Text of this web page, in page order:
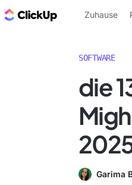
ClickUp Blog
Zuhause
SOFTWARE
die
Garima